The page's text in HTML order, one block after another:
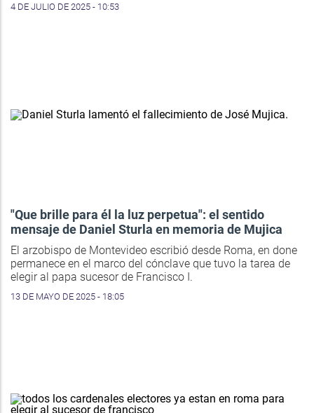
4 DE JULIO DE 2025 - 10:53
"Que brille para él la luz perpetua": el sentido
mensaje de Daniel Sturla en memoria de Mujica
El arzobispo de Montevideo escribió desde Roma, en done
permanece en el marco del cónclave que tuvo la tarea de
elegir al papa sucesor de Francisco I.
13 DE MAYO DE 2025 - 18:05